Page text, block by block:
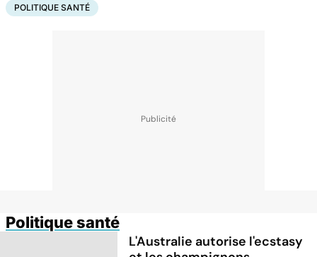
POLITIQUE SANTÉ
Politique santé
L'Australie autorise l'ecstasy